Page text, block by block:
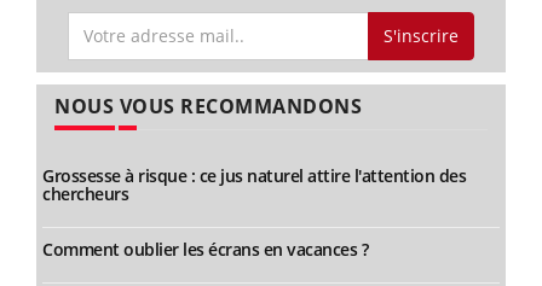
S'inscrire
NOUS VOUS RECOMMANDONS
Grossesse à risque : ce jus naturel attire l'attention des
chercheurs
Comment oublier les écrans en vacances ?